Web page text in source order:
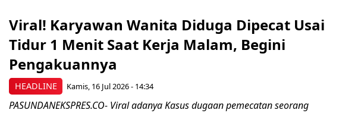
HEADLINE
Viral! Karyawan Wanita Diduga Dipecat Usai
Tidur 1 Menit Saat Kerja Malam, Begini
Pengakuannya
Kamis, 16 Jul 2026 - 14:34
PASUNDANEKSPRES.CO- Viral adanya Kasus dugaan pemecatan seorang